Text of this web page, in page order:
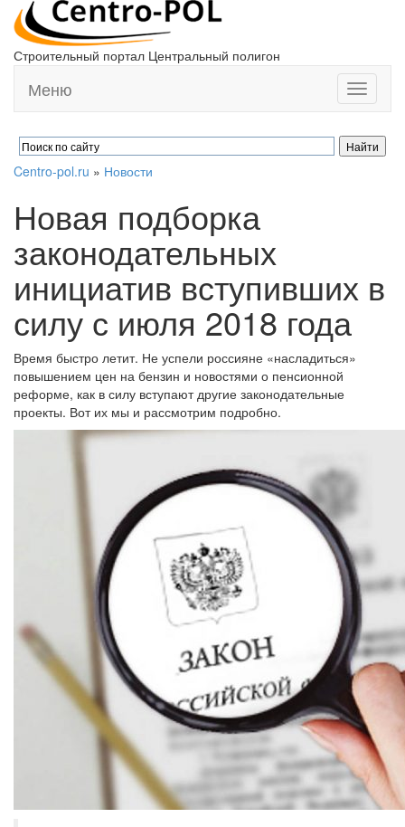
Строительный портал Центральный полигон
Toggle
Меню
Centro-pol.ru » Новости
Новая подборка
законодательных
инициатив вступивших в
силу с июля 2018 года
Время быстро летит. Не успели россияне «насладиться»
повышением цен на бензин и новостями о пенсионной
реформе, как в силу вступают другие законодательные
проекты. Вот их мы и рассмотрим подробно.